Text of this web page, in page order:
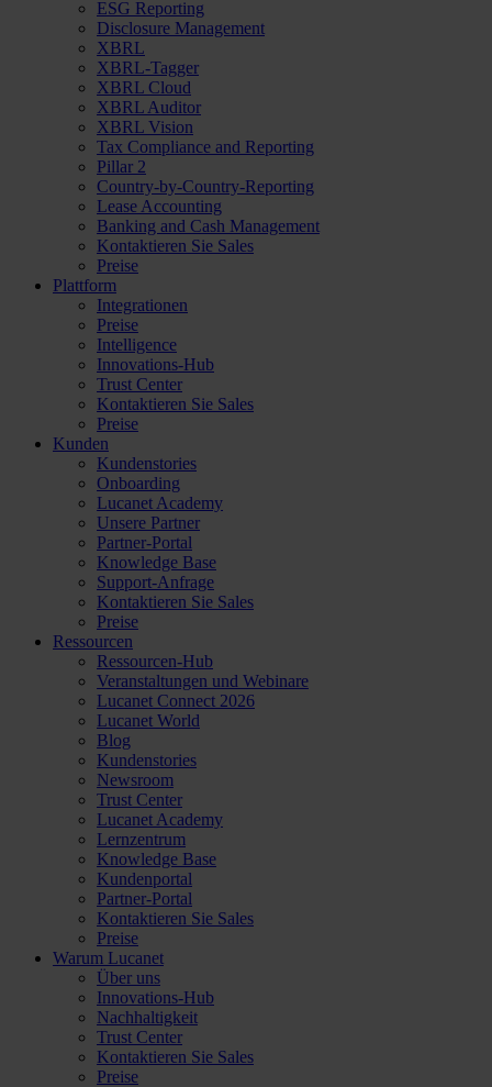
ESG Reporting
Disclosure Management
XBRL
XBRL-Tagger
XBRL Cloud
XBRL Auditor
XBRL Vision
Tax Compliance and Reporting
Pillar 2
Country-by-Country-Reporting
Lease Accounting
Banking and Cash Management
Kontaktieren Sie Sales
Preise
Plattform
Integrationen
Preise
Intelligence
Innovations-Hub
Trust Center
Kontaktieren Sie Sales
Preise
Kunden
Kundenstories
Onboarding
Lucanet Academy
Unsere Partner
Partner-Portal
Knowledge Base
Support-Anfrage
Kontaktieren Sie Sales
Preise
Ressourcen
Ressourcen-Hub
Veranstaltungen und Webinare
Lucanet Connect 2026
Lucanet World
Blog
Kundenstories
Newsroom
Trust Center
Lucanet Academy
Lernzentrum
Knowledge Base
Kundenportal
Partner-Portal
Kontaktieren Sie Sales
Preise
Warum Lucanet
Über uns
Innovations-Hub
Nachhaltigkeit
Trust Center
Kontaktieren Sie Sales
Preise